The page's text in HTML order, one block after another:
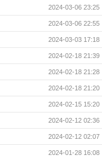
2024-03-06 23:25
2024-03-06 22:55
2024-03-03 17:18
2024-02-18 21:39
2024-02-18 21:28
2024-02-18 21:20
2024-02-15 15:20
2024-02-12 02:36
2024-02-12 02:07
2024-01-28 16:08